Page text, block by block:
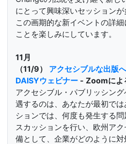
にとって興味深いセッションが
この画期的な新イベントの詳
ことを楽しみにしています。
11月
（11/9） アクセシブルな出版
DAISYウェビナー - Zoomによ
アクセシブル・パブリッシン
遇するのは、あなたが最初で
ションでは、何度も発生する
スカッションを行い、欧州ア
備として、企業がどのように